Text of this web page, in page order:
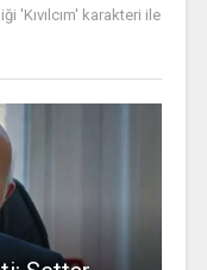
'Kıvılcım' karakteri ile